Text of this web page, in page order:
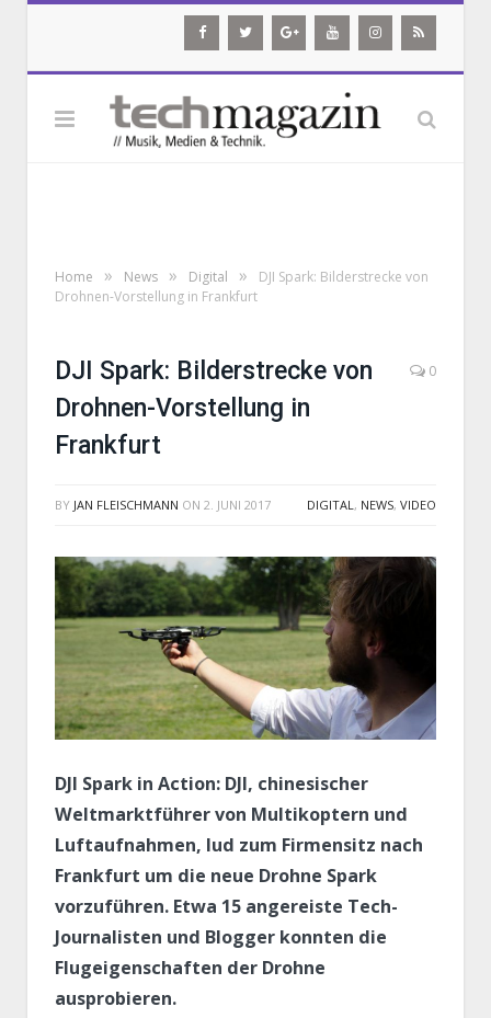
Home » News » Digital »
DJI Spark: Bilderstrecke von
Drohnen-Vorstellung in Frankfurt
DJI Spark: Bilderstrecke von
Drohnen-Vorstellung in
Frankfurt
0
BY JAN FLEISCHMANN ON 2. JUNI 2017 DIGITAL, NEWS, VIDEO
DJI Spark in Action: DJI, chinesischer
Weltmarktführer von Multikoptern und
Luftaufnahmen, lud zum Firmensitz nach
Frankfurt um die neue Drohne Spark
vorzuführen. Etwa 15 angereiste Tech-
Journalisten und Blogger konnten die
Flugeigenschaften der Drohne
ausprobieren.